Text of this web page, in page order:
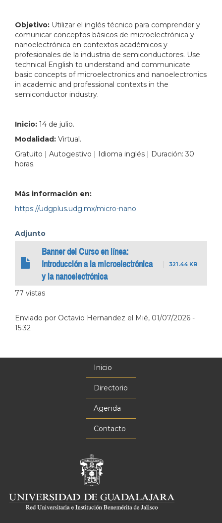
Objetivo: Utilizar el inglés técnico para comprender y
comunicar conceptos básicos de microelectrónica y
nanoelectrónica en contextos académicos y
profesionales de la industria de semiconductores. Use
technical English to understand and communicate
basic concepts of microelectronics and nanoelectronics
in academic and professional contexts in the
semiconductor industry.
Inicio: 14 de julio.
Modalidad: Virtual.
Gratuito | Autogestivo | Idioma inglés | Duración: 30
horas.
Más información en:
https://udgplus.udg.mx/micro-nano
Adjunto
Banner del Curso en línea:
Introducción a la microelectrónica
y la nanoelectrónica
321.44 KB
77 vistas
Enviado por Octavio Hernandez el Mié, 01/07/2026 -
15:32
Inicio
Directorio
Agenda
Contacto